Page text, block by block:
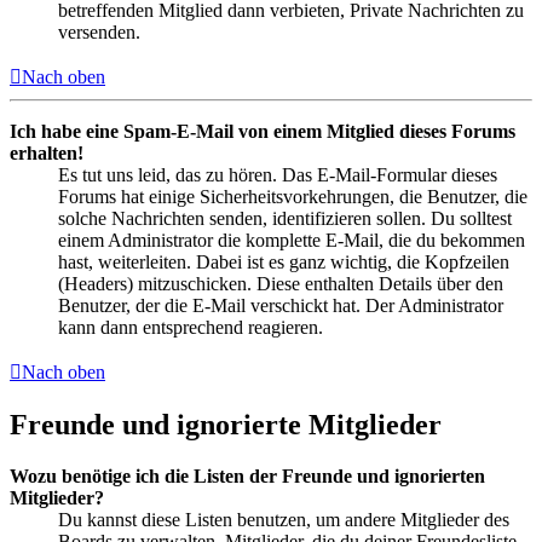
betreffenden Mitglied dann verbieten, Private Nachrichten zu
versenden.
Nach oben
Ich habe eine Spam-E-Mail von einem Mitglied dieses Forums
erhalten!
Es tut uns leid, das zu hören. Das E-Mail-Formular dieses
Forums hat einige Sicherheitsvorkehrungen, die Benutzer, die
solche Nachrichten senden, identifizieren sollen. Du solltest
einem Administrator die komplette E-Mail, die du bekommen
hast, weiterleiten. Dabei ist es ganz wichtig, die Kopfzeilen
(Headers) mitzuschicken. Diese enthalten Details über den
Benutzer, der die E-Mail verschickt hat. Der Administrator
kann dann entsprechend reagieren.
Nach oben
Freunde und ignorierte Mitglieder
Wozu benötige ich die Listen der Freunde und ignorierten
Mitglieder?
Du kannst diese Listen benutzen, um andere Mitglieder des